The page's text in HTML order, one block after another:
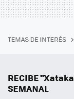
TEMAS DE INTERÉS
RECIBE
SEMANAL